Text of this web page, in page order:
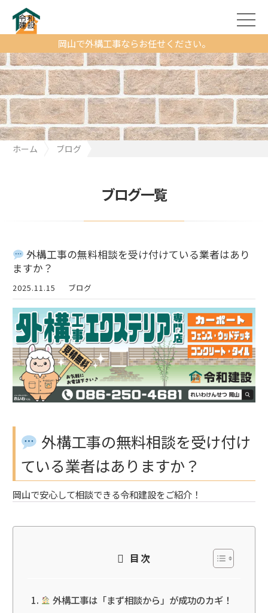
岡山で外構工事ならお任せください。
ホーム
ブログ
ブログ一覧
外構工事の無料相談を受け付けている業者はあり
ますか？
2025.11.15 ブログ
外構工事の無料相談を受け付け
ている業者はありますか？
岡山で安心して相談できる令和建設をご紹介！
目次
外構工事は「まず相談から」が成功のカギ！